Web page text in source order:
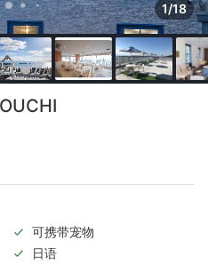
1/18
可携带宠物
日语